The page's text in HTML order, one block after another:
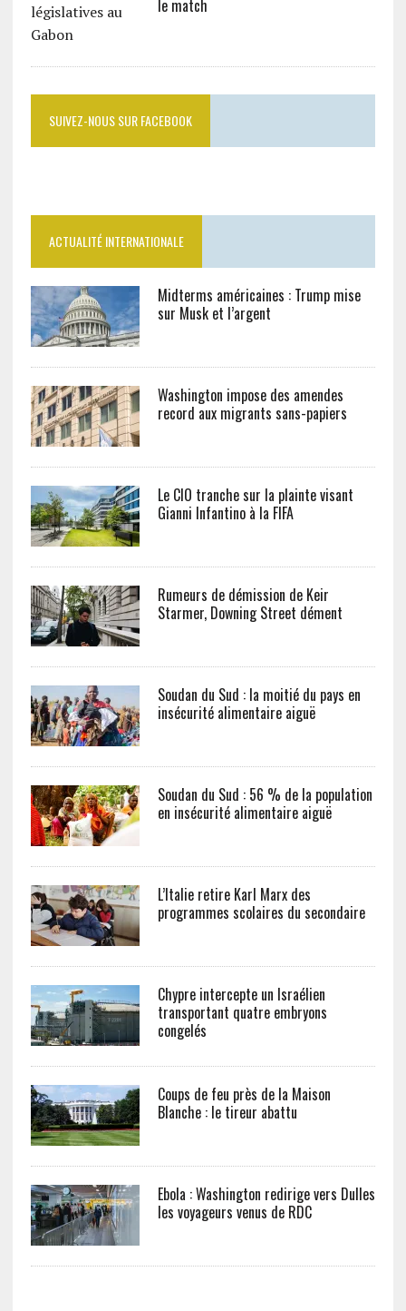
le match
SUIVEZ-NOUS SUR FACEBOOK
ACTUALITÉ INTERNATIONALE
Midterms américaines : Trump mise
sur Musk et l’argent
Washington impose des amendes
record aux migrants sans-papiers
Le CIO tranche sur la plainte visant
Gianni Infantino à la FIFA
Rumeurs de démission de Keir
Starmer, Downing Street dément
Soudan du Sud : la moitié du pays en
insécurité alimentaire aiguë
Soudan du Sud : 56 % de la population
en insécurité alimentaire aiguë
L’Italie retire Karl Marx des
programmes scolaires du secondaire
Chypre intercepte un Israélien
transportant quatre embryons
congelés
Coups de feu près de la Maison
Blanche : le tireur abattu
Ebola : Washington redirige vers Dulles
les voyageurs venus de RDC